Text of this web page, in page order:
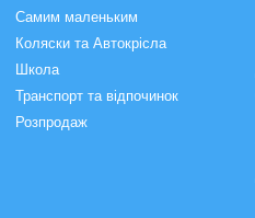
Самим маленьким
Коляски та Автокрісла
Школа
Транспорт та відпочинок
Розпродаж